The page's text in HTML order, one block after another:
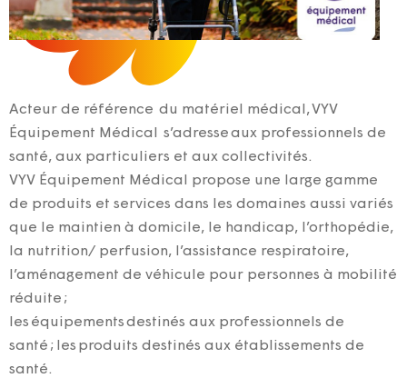
Acteur de référence du matériel médical, VYV
Équipement Médical s’adresse aux professionnels de
santé, aux particuliers et aux collectivités.
VYV Équipement Médical propose une large gamme
de produits et services dans les domaines aussi variés
que le maintien à domicile, le handicap, l’orthopédie,
la nutrition/ perfusion, l’assistance respiratoire,
l’aménagement de véhicule pour personnes à mobilité
réduite ;
les équipements destinés aux professionnels de
santé ; les produits destinés aux établissements de
santé.